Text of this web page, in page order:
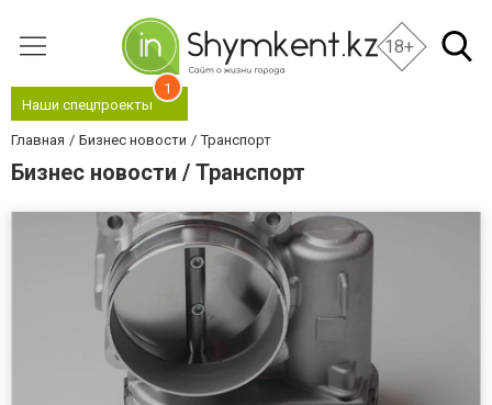
18+
Наши спецпроекты
1
Главная Бизнес новости Транспорт
Бизнес новости / Транспорт